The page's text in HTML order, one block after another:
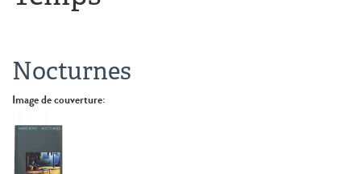
Nocturnes
Image de couverture: